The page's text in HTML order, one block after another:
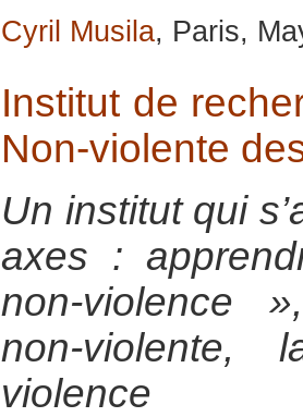
Cyril Musila, Paris,
Institut de
Non-violente
Un institut qui
axes :
non-violence
non-
violence